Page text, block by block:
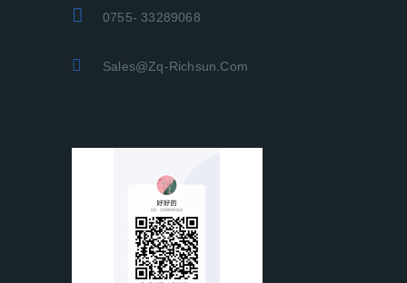
0755- 33289068
Sales@zq-Richsun.com